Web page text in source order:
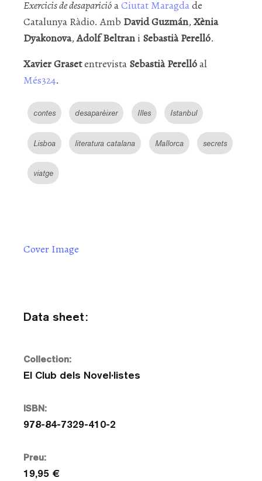
Exercicis de desaparicióaCiutat Maragdade
Catalunya Ràdio. Amb David Guzmán, Xènia
Dyakonova,Adolf Beltrani Sebastià Perelló.
Xavier Grasetentrevista Sebastià Perellóal
Més324.
contes desaparèixer Illes Istanbul
Lisboa literatura catalana Mallorca secrets
viatge
Cover Image
Data sheet:
Collection:
El Club dels Novel·listes
ISBN:
978-84-7329-410-2
Preu:
19,95 €